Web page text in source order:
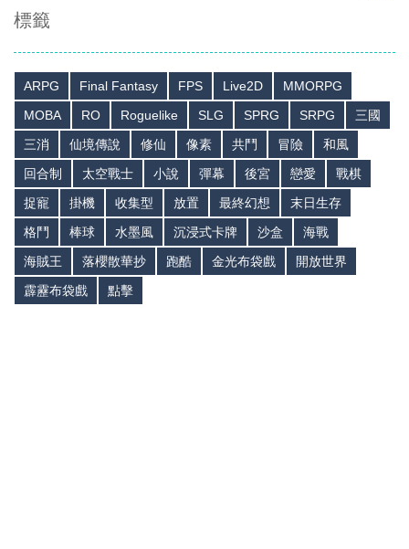
標籤
ARPG Final Fantasy FPS Live2D
MMORPG
MOBA
RO Roguelike SLG SPRG SRPG
三國
三消
仙境傳說 修仙 像素 共鬥 冒險
和風
回合制
太空戰士 小說 彈幕 後宮 戀愛
戰棋
捉寵
掛機 收集型 放置 最終幻想
末日生存
格鬥
棒球 水墨風 沉浸式卡牌 沙盒
海戰
海賊王
落櫻散華抄 跑酷 金光布袋戲
開放世界
霹靂布袋戲
點擊